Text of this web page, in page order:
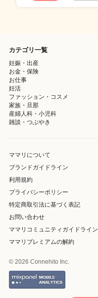
カテゴリ一覧
妊娠・出産
お金・保険
お仕事
妊活
ファッション・コスメ
家族・旦那
産婦人科・小児科
雑談・つぶやき
ママリについて
ブランドガイドライン
利用規約
プライバシーポリシー
特定商取引法に基づく表記
お問い合わせ
ママリコミュニティガイドライン
ママリプレミアムの解約
© 2026 Connehito Inc.